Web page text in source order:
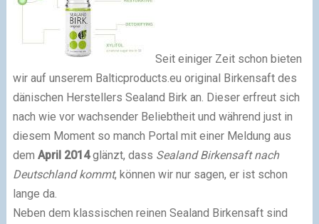
Seit einiger Zeit schon bieten
wir auf unserem Balticproducts.eu original Birkensaft des
dänischen Herstellers Sealand Birk an. Dieser erfreut sich
nach wie vor wachsender Beliebtheit und während just in
diesem Moment so manch Portal mit einer Meldung aus
dem April 2014glänzt, dass Sealand Birkensaft nach
Deutschland kommt, können wir nur sagen, er ist schon
lange da.
Neben dem klassischen reinen Sealand Birkensaft sind